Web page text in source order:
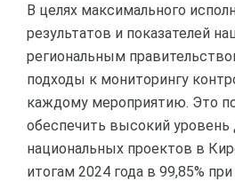
В целях максимального
результатов и показателей
региональным
подходы к мониторингу
каждому мероприятию. Это
обеспечить высокий
национальных проектов в
итогам 2024 года в 99,85%